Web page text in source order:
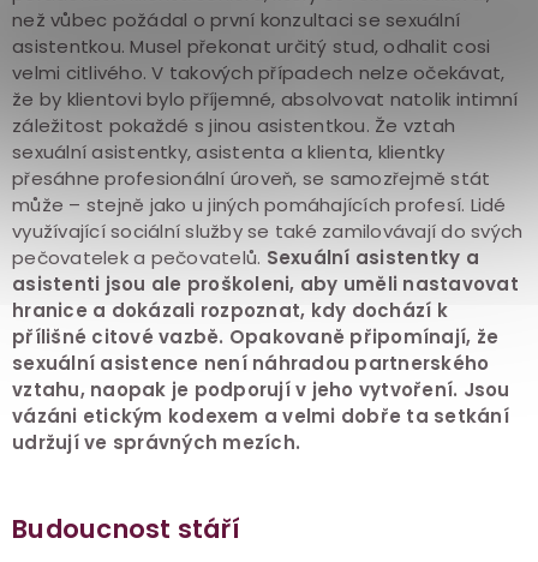
než vůbec požádal o první konzultaci se sexuální
asistentkou. Musel překonat určitý stud, odhalit cosi
velmi citlivého. V takových případech nelze očekávat,
že by klientovi bylo příjemné, absolvovat natolik intimní
záležitost pokaždé s jinou asistentkou. Že vztah
sexuální asistentky, asistenta a klienta, klientky
přesáhne profesionální úroveň, se samozřejmě stát
může – stejně jako u jiných pomáhajících profesí. Lidé
využívající sociální služby se také zamilovávají do svých
pečovatelek a pečovatelů. Sexuální asistentky a
asistenti jsou ale proškoleni, aby uměli nastavovat
hranice a dokázali rozpoznat, kdy dochází k
přílišné citové vazbě. Opakovaně připomínají, že
sexuální asistence není náhradou partnerského
vztahu, naopak je podporují v jeho vytvoření. Jsou
vázáni etickým kodexem a velmi dobře ta setkání
udržují ve správných mezích.
Budoucnost stáří